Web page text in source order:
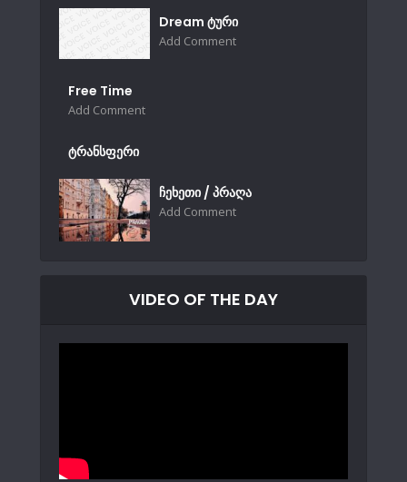
Dream ტური
Add Comment
Free Time
Add Comment
ტრანსფერი
ჩეხეთი / პრაღა
Add Comment
VIDEO OF THE DAY